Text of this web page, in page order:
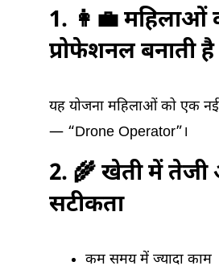
1. 👩‍💼 महिलाओं
प्रोफेशनल बनाती है
यह योजना महिलाओं को एक
— “Drone Operator”।
2. 🌾 खेती में
सटीकता
कम समय में ज्यादा काम